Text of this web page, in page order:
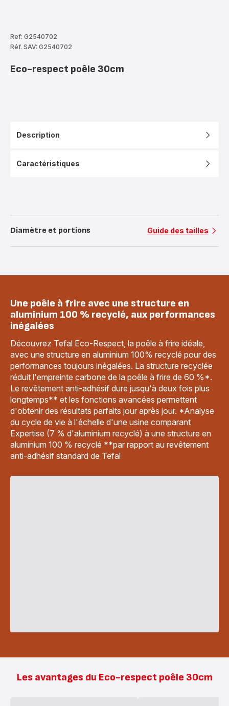
Ref: G2540702
Réf. SAV: G2540702
Eco-respect poêle 30cm
Description
Caractéristiques
Diamètre et portions Guide des tailles
Une poêle à frire avec une structure en
aluminium 100 % recyclé, aux performances
inégalées
Découvrez Tefal Eco-Respect, la poêle à frire idéale,
avec une structure en aluminium 100% recyclé pour des
performances toujours inégalées. La structure recyclée
réduit l'empreinte carbone de la poêle à frire de 60 %*.
Le revêtement anti-adhésif dure jusqu'à deux fois plus
longtemps** et les fonctions avancées permettent
d'obtenir des résultats parfaits jour après jour. *Analyse
du cycle de vie à l'échelle d'une usine comparant
Expertise (7 % d'aluminium recyclé) à une structure en
aluminium 100 % recyclé **par rapport au revêtement
anti-adhésif standard de Tefal
Les avantages du Eco-respect poêle 30cm